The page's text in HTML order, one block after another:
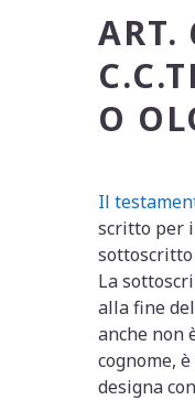
ART.
C.C.
O
Il
scritto per
La
alla fine
anche non
cognome,
designa